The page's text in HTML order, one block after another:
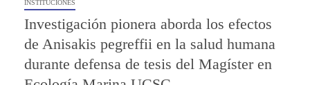
INSTITUCIONES
Investigación pionera aborda los efectos
de Anisakis pegreffii en la salud humana
durante defensa de tesis del Magíster en